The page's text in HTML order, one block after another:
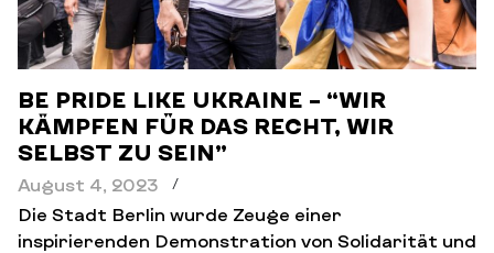
BE PRIDE LIKE UKRAINE – “WIR
KÄMPFEN FÜR DAS RECHT, WIR
SELBST ZU SEIN”
August 4, 2023 /
Die Stadt Berlin wurde Zeuge einer
inspirierenden Demonstration von Solidarität und